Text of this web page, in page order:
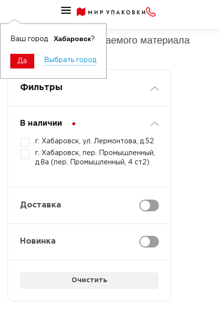
Ваш город Хабаровск?
Да Выбрать город
Тарелки из биоразлагаемого материала
Фильтры
В наличии
г. Хабаровск, ул. Лермонтова, д.52
г. Хабаровск, пер. Промышленный,
д.8а (пер. Промышленный, 4 ст2)
Доставка
Новинка
Очистить